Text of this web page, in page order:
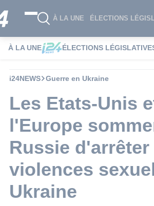
À LA UNE ÉLECTIONS
À LA UNE ÉLECTIONS
i24NEWS Guerre en Ukraine
Les Etats-Unis
l'Europe
Russie d'arrêter
violences
Ukraine